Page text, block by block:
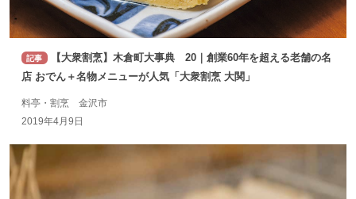
記事
【大衆割烹】木倉町大事典 20｜創業60年を超える老舗の名
店 おでん＋名物メニューが人気「大衆割烹 大関」
料亭・割烹 金沢市
2019年4月9日